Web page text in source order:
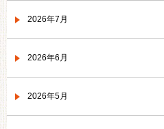
2026年7月
2026年6月
2026年5月